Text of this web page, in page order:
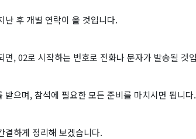
난 후 개별 연락이 올 것입니다.
, 02로 시작하는 번호로 전화나 문자가 발송될 것
받으며, 참석에 필요한 모든 준비를 마치시면 됩니다.
결하게 정리해 보겠습니다.